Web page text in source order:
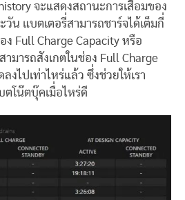
จะแสดงสถานะการเสื่อมของ
วัน แบตเตอรี่สามารถชาร์จได้เต็มกี่
ง Full Charge Capacity หรือ
ามารถสังเกตในช่อง Full Charge
งไปเท่าไหร่แล้ว ซึ่งช่วยให้เรา
ตโน๊ตบุ๊คเมื่อไหร่ดี